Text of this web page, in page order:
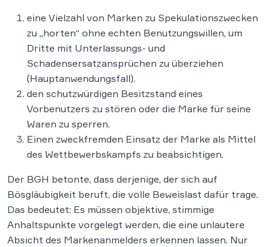
eine Vielzahl von Marken zu Spekulationszwecken
zu „horten“ ohne echten Benutzungswillen, um
Dritte mit Unterlassungs- und
Schadensersatzansprüchen zu überziehen
(Hauptanwendungsfall).
den schutzwürdigen Besitzstand eines
Vorbenutzers zu stören oder die Marke für seine
Waren zu sperren.
Einen zweckfremden Einsatz der Marke als Mittel
des Wettbewerbskampfs zu beabsichtigen.
Der BGH betonte, dass derjenige, der sich auf
Bösgläubigkeit beruft, die volle Beweislast dafür trage.
Das bedeutet: Es müssen objektive, stimmige
Anhaltspunkte vorgelegt werden, die eine unlautere
Absicht des Markenanmelders erkennen lassen. Nur